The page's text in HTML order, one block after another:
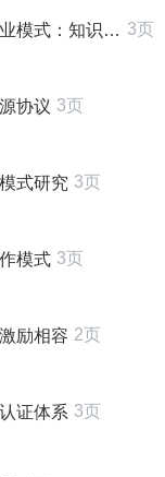
与价值最大化策略 3页
协议 3页
式研究 3页
模式 3页
励相容 2页
证体系 3页